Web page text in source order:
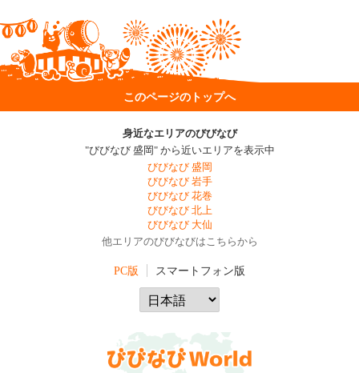
このページのトップへ
身近なエリアのびびなび
"びびなび 盛岡" から近いエリアを表示中
びびなび 盛岡
びびなび 岩手
びびなび 花巻
びびなび 北上
びびなび 大仙
他エリアのびびなびはこちらから
PC版 スマートフォン版